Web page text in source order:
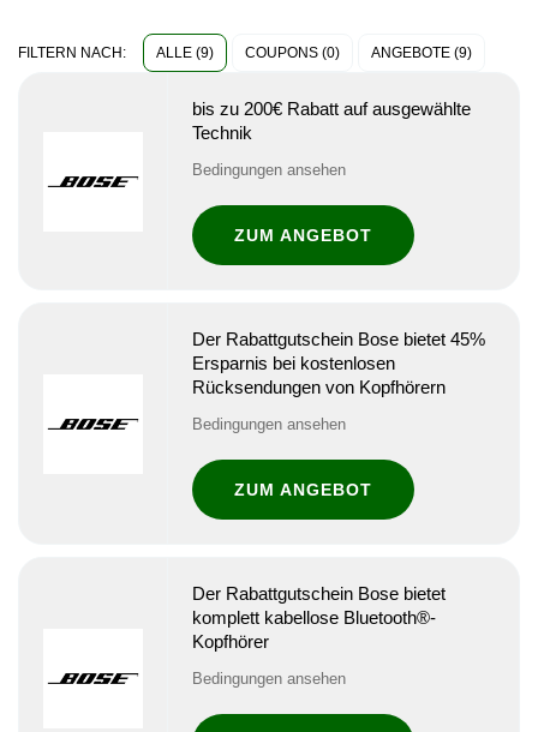
FILTERN NACH: ALLE (9) COUPONS (0) ANGEBOTE (9)
bis zu 200€ Rabatt auf ausgewählte
Technik
Bedingungen ansehen
ZUM ANGEBOT
Der Rabattgutschein Bose bietet 45%
Ersparnis bei kostenlosen
Rücksendungen von Kopfhörern
Bedingungen ansehen
ZUM ANGEBOT
Der Rabattgutschein Bose bietet
komplett kabellose Bluetooth®-
Kopfhörer
Bedingungen ansehen